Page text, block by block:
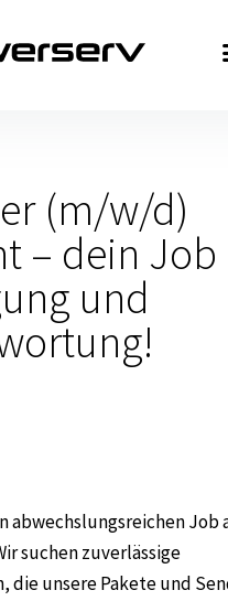
(m/w/d)
– dein
und
abwechslungsreichen Job
suchen zuverlässige
die unsere Pakete und